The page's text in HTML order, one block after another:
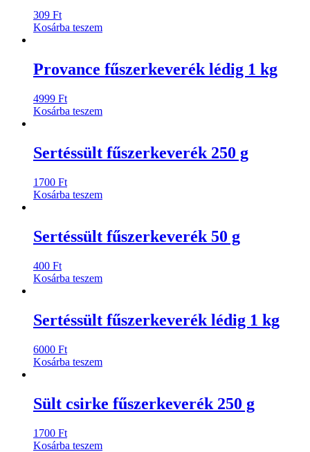
309 Ft
Kosárba teszem
Provance fűszerkeverék lédig 1 kg
4999 Ft
Kosárba teszem
Sertéssült fűszerkeverék 250 g
1700 Ft
Kosárba teszem
Sertéssült fűszerkeverék 50 g
400 Ft
Kosárba teszem
Sertéssült fűszerkeverék lédig 1 kg
6000 Ft
Kosárba teszem
Sült csirke fűszerkeverék 250 g
1700 Ft
Kosárba teszem